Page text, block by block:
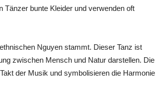
Tänzer bunte Kleider und verwenden oft
Nguyen stammt. Dieser Tanz ist
zwischen Mensch und Natur darstellen. Die
der Musik und symbolisieren die Harmonie